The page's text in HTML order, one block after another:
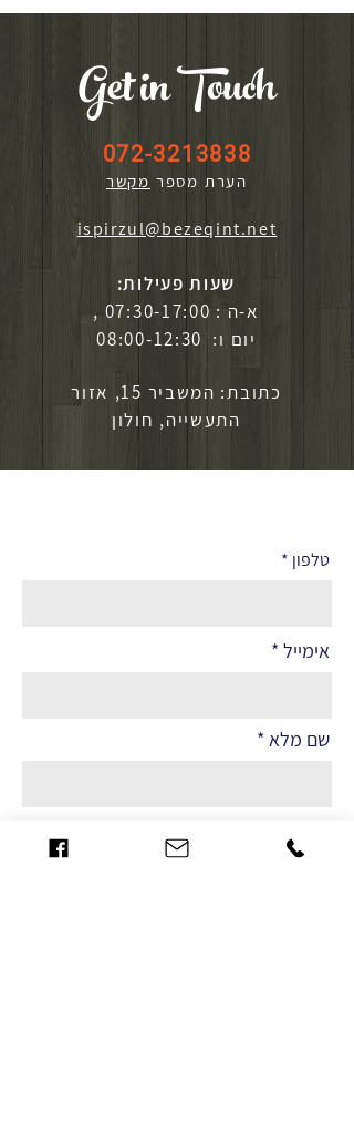
Get in Touch
072-3213838
הערת מספר מקשר
ispirzul@bezeqint.net
שעות פעילות:
א-ה : 07:30-17:00 ,
יום ו: 08:00-12:30
כתובת: המשביר 15, אזור
התעשייה, חולון
טלפון
אימייל
שם מלא